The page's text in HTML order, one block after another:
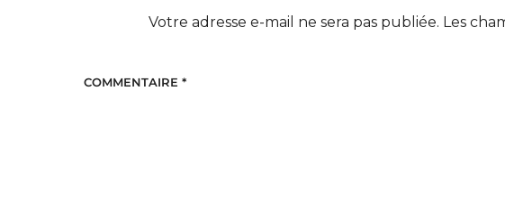
Votre adresse e-mail ne sera pas publiée. Les
COMMENTAIRE *